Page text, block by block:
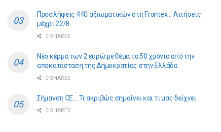
Προσλήψεις 440 αξιωματικών στη Frontex… Αιτήσεις
μέχρι 22/8
0 SHARES
Νέο κέρμα των 2 ευρώ με θέμα τα 50 χρόνια από την
αποκατάσταση της Δημοκρατίας στην Ελλάδα
0 SHARES
Σήμανση CE… Τι ακριβώς σημαίνει και τι μας δείχνει
0 SHARES